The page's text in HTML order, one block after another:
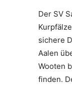
Der SV
sichere
Aalen
Wooten
finden.